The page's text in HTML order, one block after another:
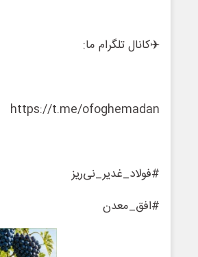
✈️کانال تلگرام ما:
https://t.me/ofoghemadan
#فولاد_غدیر_نی‌ریز
#افق_معدن